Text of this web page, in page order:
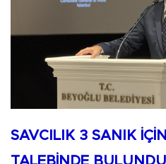
SAVCILIK 3 SANIK
TALEBİNDE BULUNDU